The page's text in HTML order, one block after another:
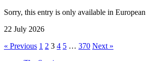
Sorry, this entry is only available in
22 July 2026
« Previous 1 2 3 4 5 … 370 Next »